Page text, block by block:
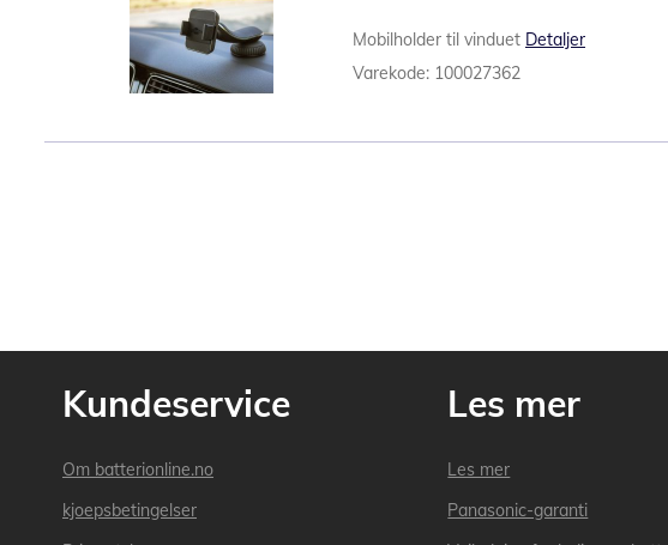
Mobilholder til vinduet Detaljer
Varekode: 100027362
Kundeservice
Om batterionline.no
kjoepsbetingelser
Les mer
Les mer
Panasonic-garanti